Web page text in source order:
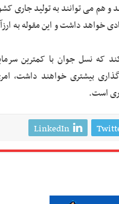
و هم می توانند به تولید جاری
خواهد داشت و این مقوله به
که نسل جوان با کمترین
بیشتری خواهند داشت،
است.
LinkedIn